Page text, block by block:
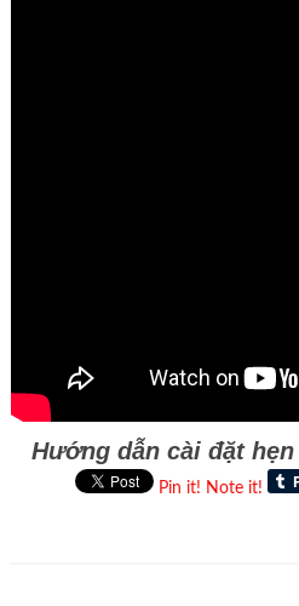
Hướng dẫn cài đặt
Pin it! Note it!